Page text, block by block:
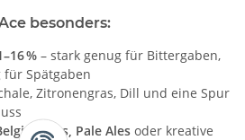
besonders:
% – stark genug für Bittergaben,
Spätgaben
Zitronengras, Dill und eine Spur
Ales, Pale Ales oder kreative